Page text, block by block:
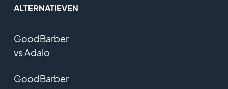
ALTERNATIEVEN
GoodBarber
vs Adalo
GoodBarber